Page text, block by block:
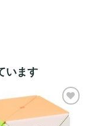
います
ほし
い！